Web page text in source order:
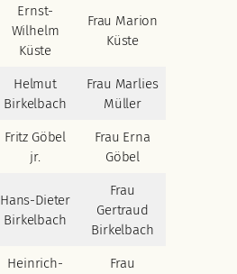
Ernst-
Wilhelm
Küste
Frau Marion
Küste
Helmut
Birkelbach
Frau Marlies
Müller
Fritz Göbel
jr.
Frau Erna
Göbel
Hans-Dieter
Birkelbach
Frau
Gertraud
Birkelbach
Heinrich- Frau